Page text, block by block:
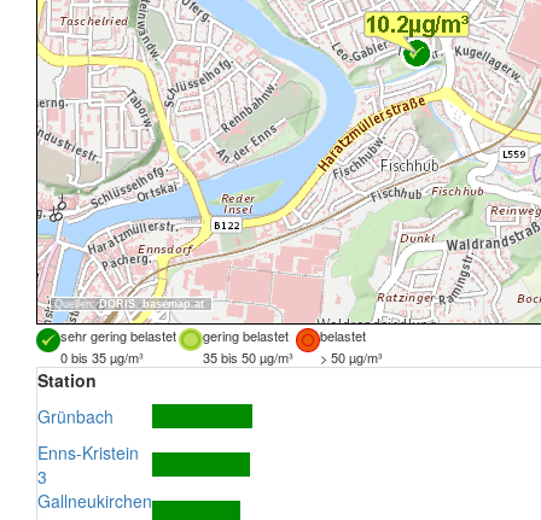
Quellen:DORIS, basemap.at
sehr gering belastet gering belastet
belastet
0 bis 35 µg/m³
35 bis 50 µg/m³ > 50 µg/m³
Station
Grünbach
Enns-Kristein
3
Gallneukirchen